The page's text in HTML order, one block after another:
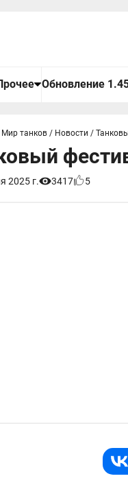
Обновление
Мир танков / Новости /
2025 г. 3417 5